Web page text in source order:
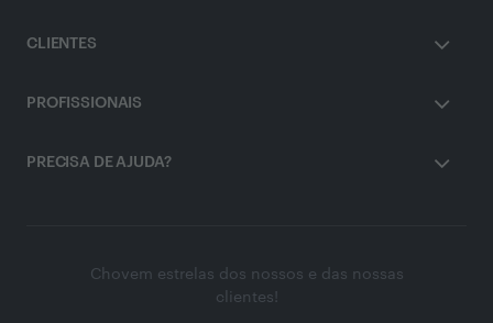
CLIENTES
PROFISSIONAIS
PRECISA DE AJUDA?
Chovem estrelas dos nossos e das nossas
clientes!